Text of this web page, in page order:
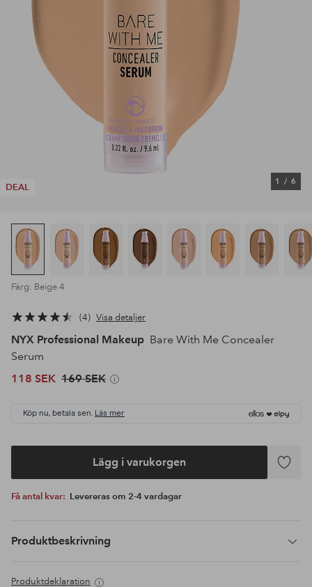
DEAL
1 / 6
Färg: Beige 4
4 Visa detaljer
NYX Professional Makeup Bare With Me Concealer
Serum
118 SEK 169 SEK
Köp nu, betala sen. Läs mer
Lägg i varukorgen
Lägg
Få antal kvar: Levereras om 2-4 vardagar
Produktbeskrivning
Produktdeklaration